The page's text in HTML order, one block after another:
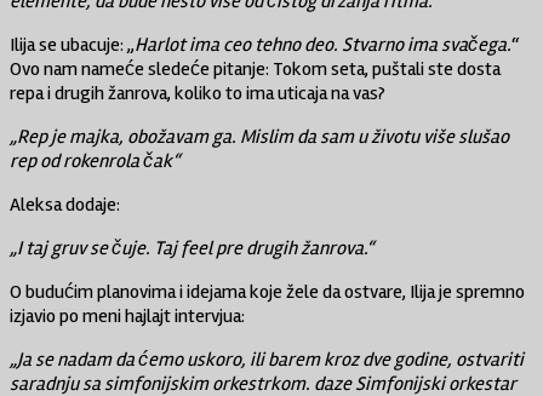
Ilija se ubacuje: „Harlot ima ceo tehno deo. Stvarno ima svačega.“
Ovo nam nameće sledeće pitanje: Tokom seta, puštali ste dosta
repa i drugih žanrova, koliko to ima uticaja na vas?
„Rep je majka, obožavam ga. Mislim da sam u životu više slušao
rep od rokenrola čak“
Aleksa dodaje:
„I taj gruv se čuje. Taj feel pre drugih žanrova.“
O budućim planovima i idejama koje žele da ostvare, Ilija je spremno
izjavio po meni hajlajt intervjua:
„Ja se nadam da ćemo uskoro, ili barem kroz dve godine, ostvariti
saradnju sa simfonijskim orkestrkom. daze Simfonijski orkestar